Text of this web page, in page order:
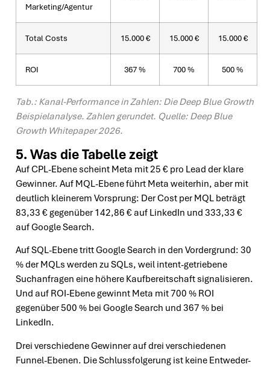
Marketing/Agentur
Total Costs 15.000 € 15.000 € 15.000 €
ROI 367 % 700 % 500 %
Tab.: Kanal-Performance in Zahlen: Die Deep Blue Growth
Beispielanalyse. Zahlen gerundet. Quelle: Deep Blue
Growth Whitepaper 2026.
5. Was die Tabelle zeigt
Auf CPL-Ebene scheint Meta mit 25 € pro Lead der klare
Gewinner. Auf MQL-Ebene führt Meta weiterhin, aber mit
deutlich kleinerem Vorsprung: Der Cost per MQL beträgt
83,33 € gegenüber 142,86 € auf LinkedIn und 333,33 €
auf Google Search.
Auf SQL-Ebene tritt Google Search in den Vordergrund: 30
% der MQLs werden zu SQLs, weil intent-getriebene
Suchanfragen eine höhere Kaufbereitschaft signalisieren.
Und auf ROI-Ebene gewinnt Meta mit 700 % ROI
gegenüber 500 % bei Google Search und 367 % bei
LinkedIn.
Drei verschiedene Gewinner auf drei verschiedenen
Funnel-Ebenen. Die Schlussfolgerung ist keine Entweder-